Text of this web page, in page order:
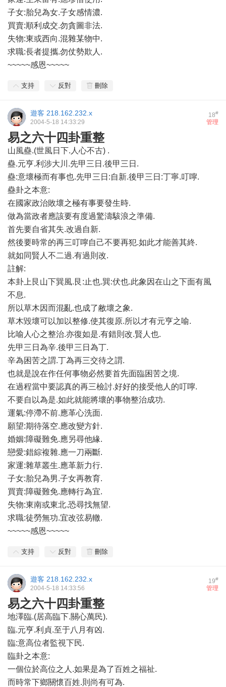
子女:胎兒為女.子女感情濃.
買賣:順利成交.勿貪圖非法.
失物:東或西向.混雜某物中.
求職:長者提攜.勿仗勢欺人.
~~~~~感恩~~~~~
支持 反對 刪除
18#
遊客 218.162.232.x
管理
2004-5-18 14:33:29
易之六十四卦重整
山風蠱.(世風日下.人心不古) .
蠱.元亨.利涉大川.先甲三日.後甲三日.
蠱:意壞極而有事也.先甲三日:自新.後甲三日:丁寧.叮嚀.
蠱卦之本意:
在國家政治敗壞之極有事要發生時.
做為當政者應該要有度過驚濤駭浪之準備.
首先要自省其失.改過自新.
然後要時常的再三叮嚀自己不要再犯.如此才能善其終.
就如同賢人不二過.有過則改.
註解:
本卦上艮山下巽風.艮:止也.巽:伏也.此象因在山之下面有風
不息.
所以草木因而混亂.也成了敝壞之象.
草木毀壞可以加以整修.使其復原.所以才有元亨之喻.
比喻人心之整治.亦復如是.有錯則改.賢人也.
先甲三日為辛.後甲三日為丁.
辛為困苦之謂.丁為再三交待之謂.
也就是說在作任何事物必然要首先面臨困苦之境.
在過程當中要認真的再三檢討.好好的接受他人的叮嚀.
不要自以為是.如此就能將壞的事物整治成功.
運氣:停滯不前.應革心洗面.
願望:期待落空.應改變方針.
婚姻:障礙難免.應另尋他緣.
戀愛:錯綜複雜.應一刀兩斷.
家運:雜草叢生.應革新力行.
子女:胎兒為男.子女再教育.
買賣:障礙難免.應轉行為宜.
失物:東南或東北.恐尋找無望.
求職:徒勞無功.宜改弦易轍.
~~~~~感恩~~~~~
支持 反對 刪除
19#
遊客 218.162.232.x
管理
2004-5-18 14:33:56
易之六十四卦重整
地澤臨.(居高臨下.關心萬民).
臨.元亨.利貞.至于八月有凶.
臨:意高位者監視下民.
臨卦之本意:
一個位於高位之人.如果是為了百姓之福祉.
而時常下鄉關懷百姓.則尚有可為.